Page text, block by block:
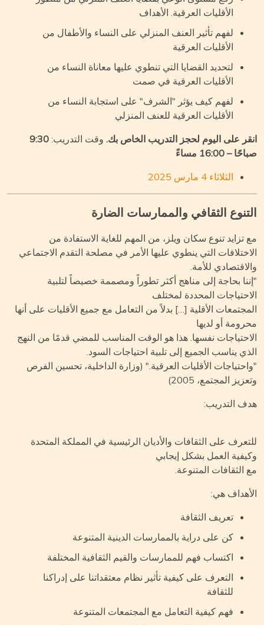
الأقليات العرقية. الأهداف
لفهم تأثير العنف المنزلي على النساء والأطفال من
الأقليات العرقية
لتحديد القضايا التي تنطوي عليها معاناة النساء من
الأقليات العرقية في صمت
لفهم كيف يؤثر "الشرف" على استجابة النساء من
الأقليات العرقية للعنف المنزلي
على اليوم لحجز التدريب الخاص بك. وقت التدريب:9:30
– 16:00 مساءً
الثلاثاء 4 مارس 2025
الثقافي والممارسات الضارة
تزايد تنوع سكان ويلز، من المهم للغاية الاستفادة من
التي ينطوي عليها الأمر في مصلحة التقدم الاجتماعي
للأمة.
بحاجة إلى مناهج أكثر تطوراً ومصممة خصيصاً لتلبية
المحددة لمختلف
الأقلية […] بدلاً من التعامل مع جميع الأقليات على أنها
أو لديها
نفسها. هذا هو الوقت المناسب للمضي قدمًا من النهج
يناسب الجميع إلى تلبية احتياجات السود.
الأقليات العرقية." (وزارة الداخلية، تحسين الفرص
المجتمع، 2005)
التدريب:
على الثقافات والأديان الرئيسية في المملكة المتحدة
العمل بشكل إيجابي
الثقافات المتنوعة.
هي:
تعريف الثقافة
كن على دراية بالممارسات الدينية المتنوعة
اكتساب فهم للممارسات والقيم الثقافية المختلفة
التعرف على كيفية تأثير نظام معتقداتنا على إدراكنا
للثقافة
فهم كيفية التعامل مع المجتمعات المتنوعة